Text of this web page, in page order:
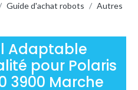
Guide d'achat robots / Autres
Adaptable
pour Polaris
3900 Marche